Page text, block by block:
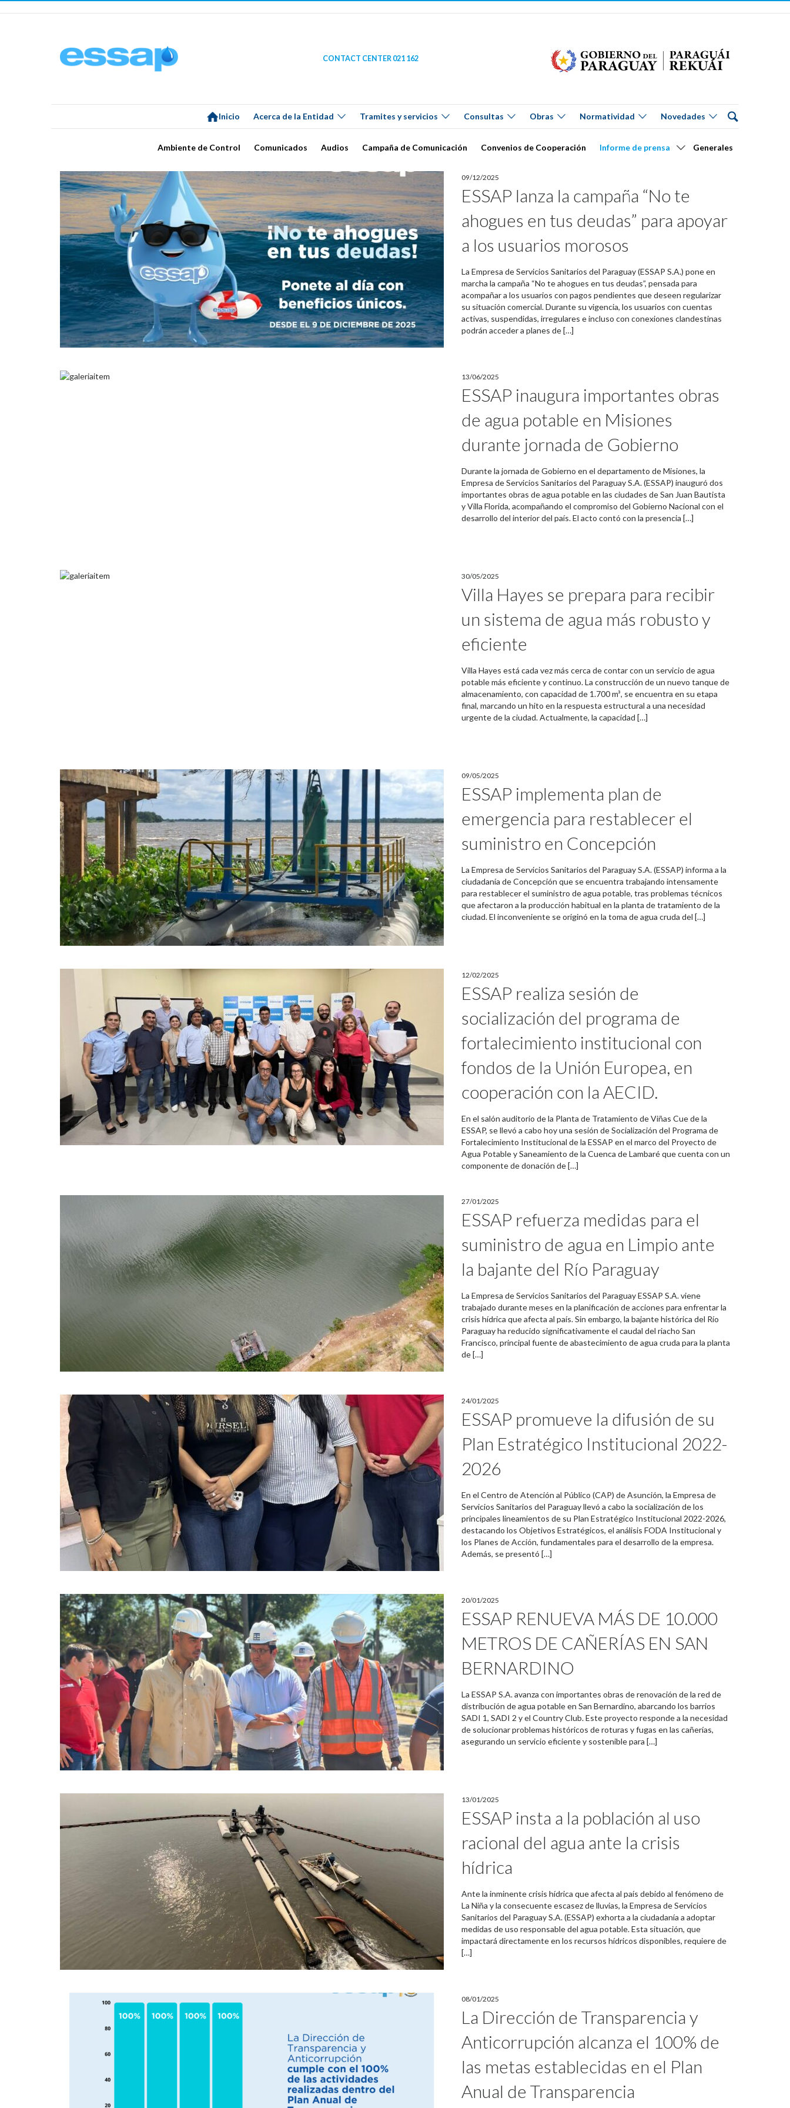
CONTACT CENTER 021 162
Inicio Acerca de la Entidad Tramites y servicios Consultas Obras Normatividad Novedades
Ambiente de Control Comunicados Audios Campaña de Comunicación Convenios de Cooperación Informe de prensa Generales
09/12/2025
ESSAP lanza la campaña “No te
ahogues en tus deudas” para apoyar
a los usuarios morosos
La Empresa de Servicios Sanitarios del Paraguay (ESSAP S.A.) pone en
marcha la campaña “No te ahogues en tus deudas”, pensada para
acompañar a los usuarios con pagos pendientes que deseen regularizar
su situación comercial. Durante su vigencia, los usuarios con cuentas
activas, suspendidas, irregulares e incluso con conexiones clandestinas
podrán acceder a planes de […]
13/06/2025
ESSAP inaugura importantes obras
de agua potable en Misiones
durante jornada de Gobierno
Durante la jornada de Gobierno en el departamento de Misiones, la
Empresa de Servicios Sanitarios del Paraguay S.A. (ESSAP) inauguró dos
importantes obras de agua potable en las ciudades de San Juan Bautista
y Villa Florida, acompañando el compromiso del Gobierno Nacional con el
desarrollo del interior del país. El acto contó con la presencia […]
30/05/2025
Villa Hayes se prepara para recibir
un sistema de agua más robusto y
eficiente
Villa Hayes está cada vez más cerca de contar con un servicio de agua
potable más eficiente y continuo. La construcción de un nuevo tanque de
almacenamiento, con capacidad de 1.700 m³, se encuentra en su etapa
final, marcando un hito en la respuesta estructural a una necesidad
urgente de la ciudad. Actualmente, la capacidad […]
09/05/2025
ESSAP implementa plan de
emergencia para restablecer el
suministro en Concepción
La Empresa de Servicios Sanitarios del Paraguay S.A. (ESSAP) informa a la
ciudadanía de Concepción que se encuentra trabajando intensamente
para restablecer el suministro de agua potable, tras problemas técnicos
que afectaron a la producción habitual en la planta de tratamiento de la
ciudad. El inconveniente se originó en la toma de agua cruda del […]
12/02/2025
ESSAP realiza sesión de
socialización del programa de
fortalecimiento institucional con
fondos de la Unión Europea, en
cooperación con la AECID.
En el salón auditorio de la Planta de Tratamiento de Viñas Cue de la
ESSAP, se llevó a cabo hoy una sesión de Socialización del Programa de
Fortalecimiento Institucional de la ESSAP en el marco del Proyecto de
Agua Potable y Saneamiento de la Cuenca de Lambaré que cuenta con un
componente de donación de […]
27/01/2025
ESSAP refuerza medidas para el
suministro de agua en Limpio ante
la bajante del Río Paraguay
La Empresa de Servicios Sanitarios del Paraguay ESSAP S.A. viene
trabajado durante meses en la planificación de acciones para enfrentar la
crisis hídrica que afecta al país. Sin embargo, la bajante histórica del Río
Paraguay ha reducido significativamente el caudal del riacho San
Francisco, principal fuente de abastecimiento de agua cruda para la planta
de […]
24/01/2025
ESSAP promueve la difusión de su
Plan Estratégico Institucional 2022-
2026
En el Centro de Atención al Público (CAP) de Asunción, la Empresa de
Servicios Sanitarios del Paraguay llevó a cabo la socialización de los
principales lineamientos de su Plan Estratégico Institucional 2022-2026,
destacando los Objetivos Estratégicos, el análisis FODA Institucional y
los Planes de Acción, fundamentales para el desarrollo de la empresa.
Además, se presentó […]
20/01/2025
ESSAP RENUEVA MÁS DE 10.000
METROS DE CAÑERÍAS EN SAN
BERNARDINO
La ESSAP S.A. avanza con importantes obras de renovación de la red de
distribución de agua potable en San Bernardino, abarcando los barrios
SADI 1, SADI 2 y el Country Club. Este proyecto responde a la necesidad
de solucionar problemas históricos de roturas y fugas en las cañerías,
asegurando un servicio eficiente y sostenible para […]
13/01/2025
ESSAP insta a la población al uso
racional del agua ante la crisis
hídrica
Ante la inminente crisis hídrica que afecta al país debido al fenómeno de
La Niña y la consecuente escasez de lluvias, la Empresa de Servicios
Sanitarios del Paraguay S.A. (ESSAP) exhorta a la ciudadanía a adoptar
medidas de uso responsable del agua potable. Esta situación, que
impactará directamente en los recursos hídricos disponibles, requiere de
[…]
08/01/2025
La Dirección de Transparencia y
Anticorrupción alcanza el 100% de
las metas establecidas en el Plan
Anual de Transparencia